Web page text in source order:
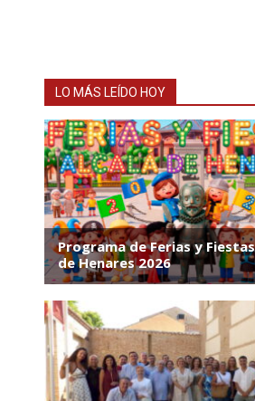
LO MÁS LEÍDO HOY